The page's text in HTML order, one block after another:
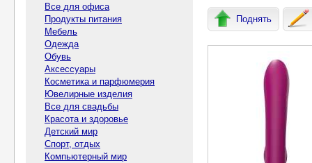
Все для офиса
Продукты питания
Мебель
Одежда
Обувь
Аксессуары
Косметика и парфюмерия
Ювелирные изделия
Все для свадьбы
Красота и здоровье
Детский мир
Спорт, отдых
Компьютерный мир
Поднять